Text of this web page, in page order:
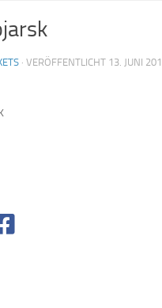
· VERÖFFENTLICHT 13. JUNI